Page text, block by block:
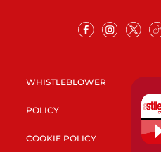
WHISTLEBLOWER
POLICY
COOKIE POLICY